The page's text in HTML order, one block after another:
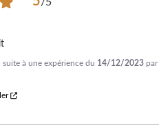
, suite à une expérience du 14/12/2023 par